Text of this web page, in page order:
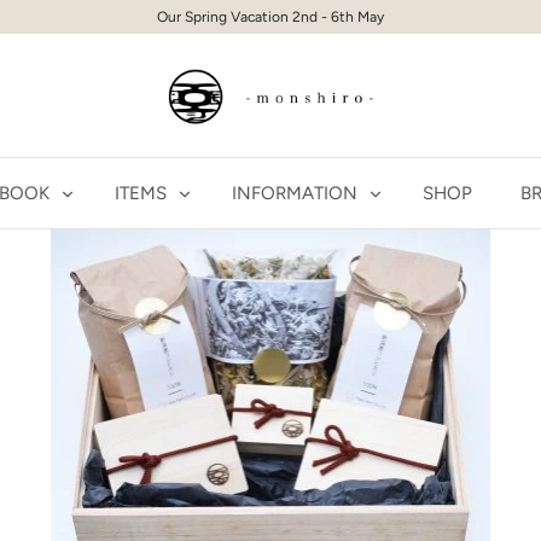
Our Spring Vacation 2nd - 6th May
ITEMS INFORMATION SHOP